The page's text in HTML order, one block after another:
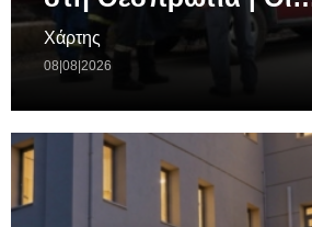
Χάρτης
08|08|2026